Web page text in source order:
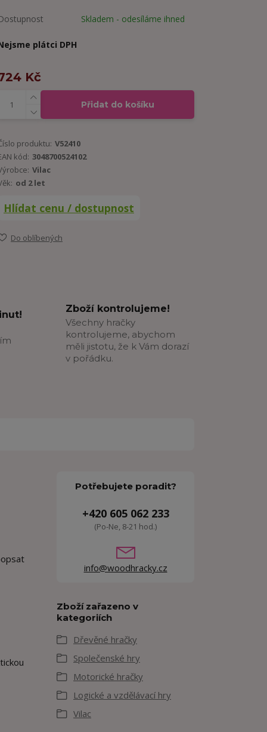
Skladem - odesíláme ihned
plátci DPH
Kč
Přidat do košíku
produktu: V52410
kód: 3048700524102
Vilac
od 2 let
Hlídat cenu / dostupnost
Do oblíbených
Zboží kontrolujeme!
Všechny hračky
kontrolujeme, abychom
měli jistotu, že k Vám dorazí
v pořádku.
Potřebujete poradit?
+420 605 062 233
(Po-Ne, 8-21 hod.)
info@woodhracky.cz
Zboží zařazeno v
kategoriích
Dřevěné hračky
Společenské hry
Motorické hračky
Logické a vzdělávací hry
Vilac